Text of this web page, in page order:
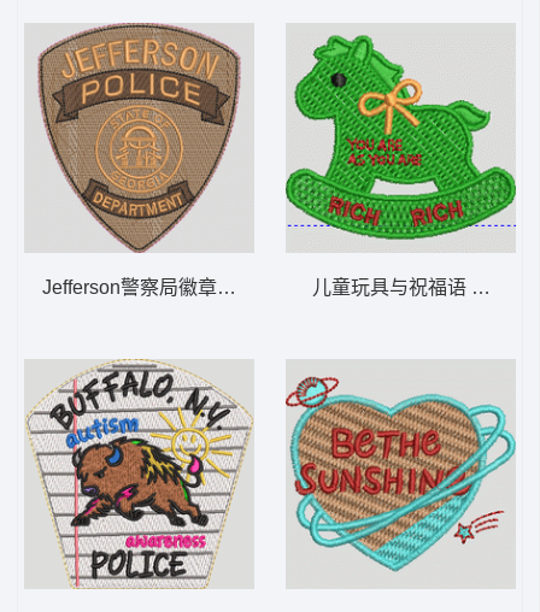
Jefferson警察局徽章 JEFFERSON POLICE DEP
儿童玩具与祝福语 小马